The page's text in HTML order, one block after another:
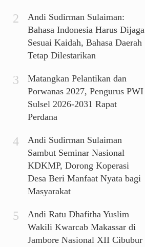
Andi Sudirman Sulaiman:
Bahasa Indonesia Harus Dijaga
Sesuai Kaidah, Bahasa Daerah
Tetap Dilestarikan
Matangkan Pelantikan dan
Porwanas 2027, Pengurus PWI
Sulsel 2026-2031 Rapat
Perdana
Andi Sudirman Sulaiman
Sambut Seminar Nasional
KDKMP, Dorong Koperasi
Desa Beri Manfaat Nyata bagi
Masyarakat
Andi Ratu Dhafitha Yuslim
Wakili Kwarcab Makassar di
Jambore Nasional XII Cibubur